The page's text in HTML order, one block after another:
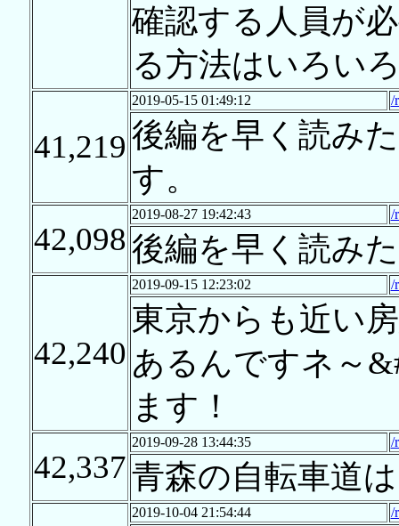
確認する人員が
る方法はいろい
41,219
2019-05-15 01:49:12 /
後編を早く読み
す。
42,098
2019-08-27 19:42:43 /
後編を早く読み
42,240
2019-09-15 12:23:02 /
東京からも近い
あるんですネ～
ます！
42,337
2019-09-28 13:44:35 /
青森の自転車道
2019-10-04 21:54:44 /